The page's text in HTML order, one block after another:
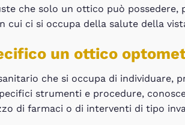
che solo un ottico può possedere,
cui ci si occupa della salute della
un ottico
che si occupa di individuare,
strumenti e procedure,
di farmaci o di interventi di tipo